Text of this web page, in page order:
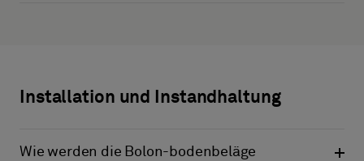
Installation und Instandhaltung
Wie werden die Bolon-bodenbeläge